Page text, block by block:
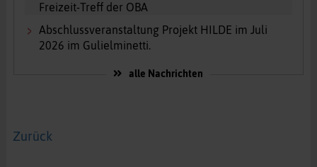
Freizeit-Treff der OBA
Abschlussveranstaltung Projekt HILDE im Juli
2026 im Gulielminetti.
alle Nachrichten
Zurück